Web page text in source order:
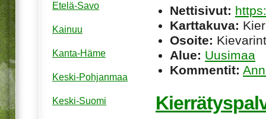
Nettisivut:
Karttakuva:
Osoite:
Alue: Uusimaa
Kommentit:
Etelä-Savo
Kainuu
Kanta-Häme
Keski-Pohjanmaa
Keski-Suomi